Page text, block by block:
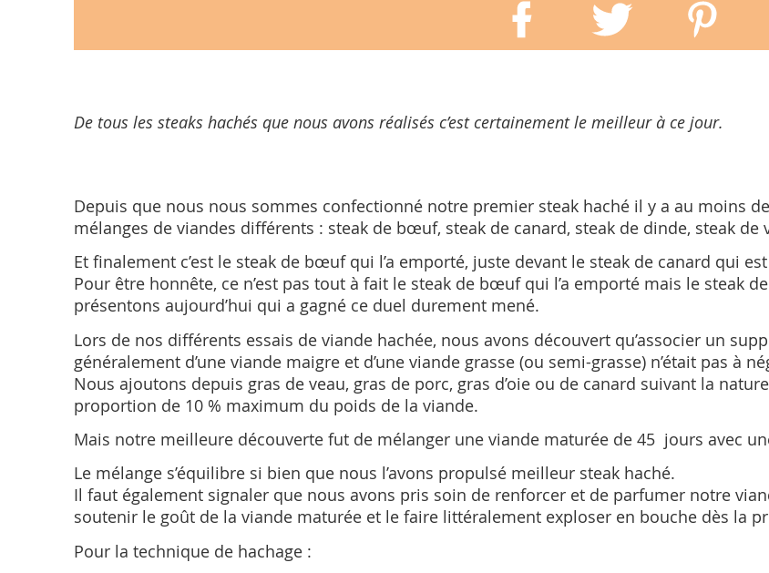
De tous les steaks hachés que nous avons réalisés c’est certainement le meilleur à ce jour.
Depuis que nous nous sommes confectionné notre premier steak haché il y a au moins
mélanges de viandes différents : steak de bœuf, steak de canard, steak de dinde, steak de
Et finalement c’est le steak de bœuf qui l’a emporté, juste devant le steak de canard qui
Pour être honnête, ce n’est pas tout à fait le steak de bœuf qui l’a emporté mais le steak
présentons aujourd’hui qui a gagné ce duel durement mené.
Lors de nos différents essais de viande hachée, nous avons découvert qu’associer un
généralement d’une viande maigre et d’une viande grasse (ou semi-grasse) n’était pas à
Nous ajoutons depuis gras de veau, gras de porc, gras d’oie ou de canard suivant la
proportion de 10 % maximum du poids de la viande.
Mais notre meilleure découverte fut de mélanger une viande maturée de 45 jours avec
Le mélange s’équilibre si bien que nous l’avons propulsé meilleur steak haché.
Il faut également signaler que nous avons pris soin de renforcer et de parfumer notre
soutenir le goût de la viande maturée et le faire littéralement exploser en bouche dès la
Pour la technique de hachage :